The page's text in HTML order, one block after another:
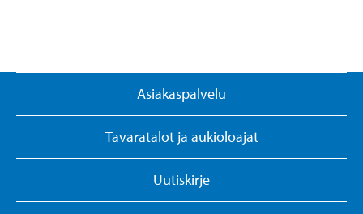
Asiakaspalvelu
Tavaratalot ja aukioloajat
Uutiskirje